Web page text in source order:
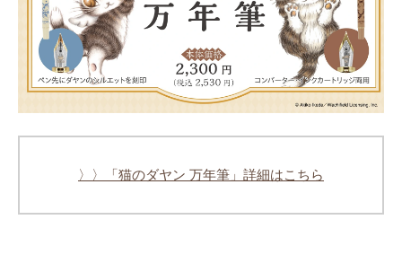
〉〉「猫のダヤン 万年筆」詳細はこちら